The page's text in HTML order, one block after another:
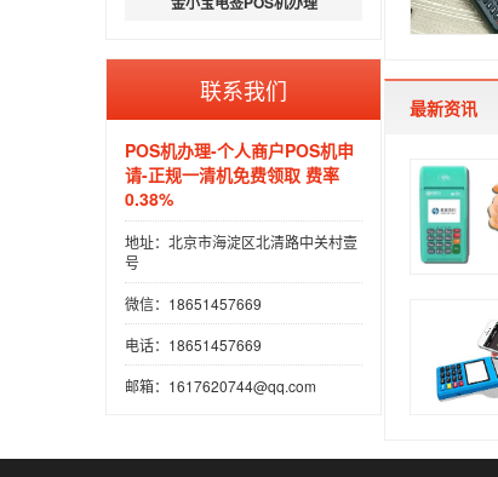
联系我们
POS机办理-个人商户POS机申
请-正规一清机免费领取 费率
0.38%
地址：北京市海淀区北清路中关村壹
号
微信：18651457669
电话：18651457669
邮箱：1617620744@qq.com
最新资讯